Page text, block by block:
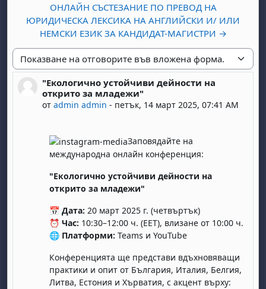
ОНЛАЙН СЪСТЕЗАНИЕ ПО ПРЕВОД НА
ЮРИДИЧЕСКА ЛЕКСИКА НА АНГЛИЙСКИ И/ ИЛИ
НЕМСКИ ЕЗИК ЗА КАНДИДАТ-МАГИСТРИ →
Начин на показване
"Екологично устойчиви дейности на
открито за младежи"
отadmin admin - петък, 14 март 2025, 07:41 AM
Number of replies: 0
Заповядайте на
международна онлайн конференция:
"Екологично устойчиви дейности на
открито за младежи"
📅 Дата: 20 март 2025 г. (четвъртък)
⏰ Час: 10:30–12:00 ч. (EET), влизане от 10:00 ч.
🌐 Платформи: Teams и YouTube
Конференцията ще представи вдъхновяващи
практики и опит от България, Италия, Белгия,
Литва, Естония и Хърватия, с акцент върху: